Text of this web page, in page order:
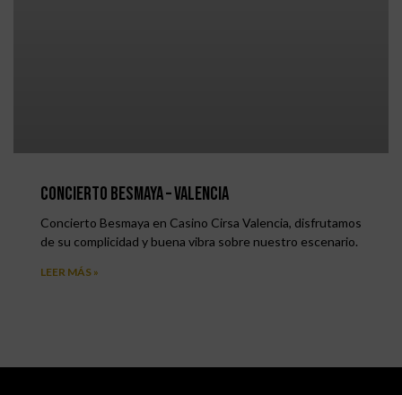
Concierto Besmaya – Valencia
Concierto Besmaya en Casino Cirsa Valencia, disfrutamos
de su complicidad y buena vibra sobre nuestro escenario.
LEER MÁS »